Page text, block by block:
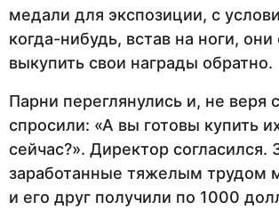
медали для экспозиции, с
когда-нибудь, встав на ноги, они
выкупить свои награды обратно.
Парни переглянулись и, не веря
спросили: «А вы готовы купить
сейчас?». Директор согласился.
заработанные тяжелым трудом
и его друг получили по 1000